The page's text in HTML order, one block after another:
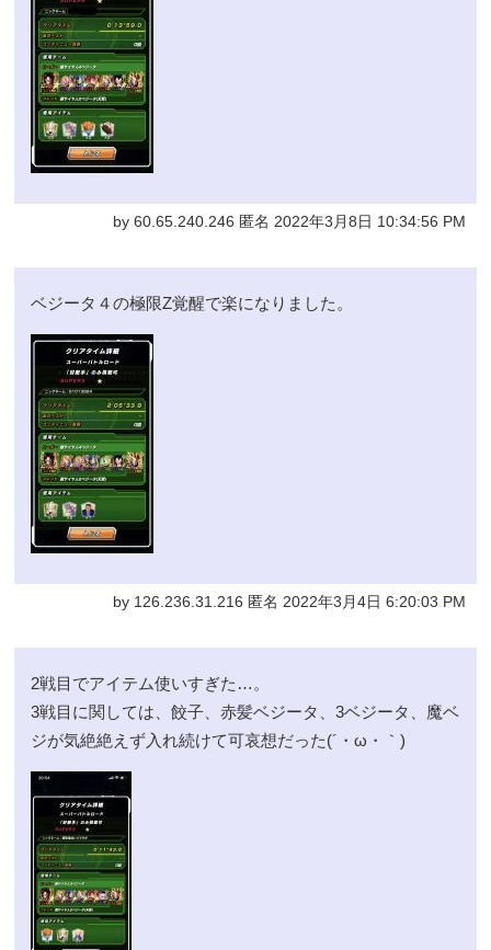
by 60.65.240.246 匿名 2022年3月8日 10:34:56 PM
ベジータ４の極限Z覚醒で楽になりました。
by 126.236.31.216 匿名 2022年3月4日 6:20:03 PM
2戦目でアイテム使いすぎた…。
3戦目に関しては、餃子、赤髪ベジータ、3ベジータ、魔ベ
ジが気絶絶えず入れ続けて可哀想だった(´・ω・｀)